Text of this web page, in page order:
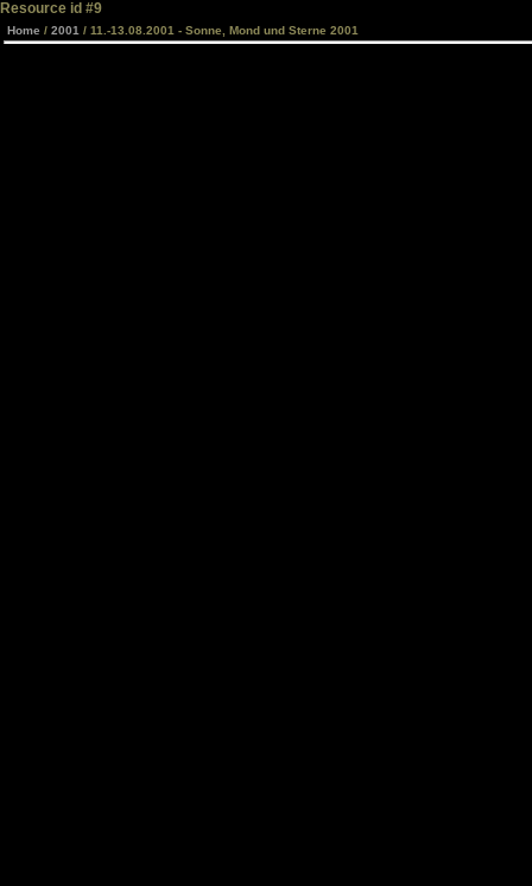
Resource id #9
Home / 2001 / 11.-13.08.2001 - Sonne, Mond und Sterne 2001